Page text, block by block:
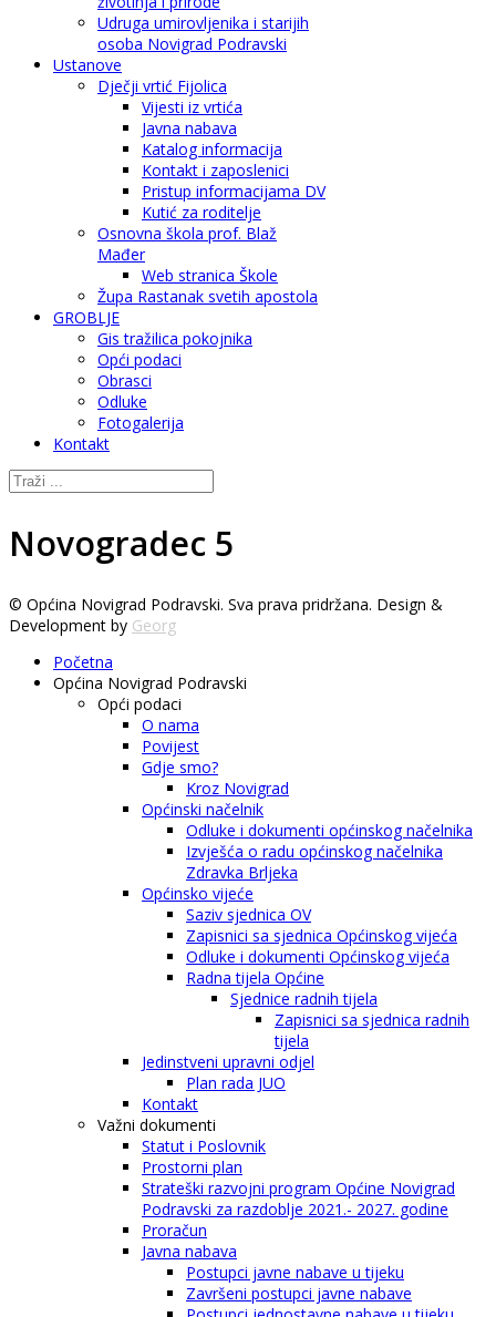
Udruga umirovljenika i starijih
osoba Novigrad Podravski
Ustanove
Dječji vrtić Fijolica
Vijesti iz vrtića
Javna nabava
Katalog informacija
Kontakt i zaposlenici
Pristup informacijama DV
Kutić za roditelje
Osnovna škola prof. Blaž
Mađer
Web stranica Škole
Župa Rastanak svetih apostola
GROBLJE
Gis tražilica pokojnika
Opći podaci
Obrasci
Odluke
Fotogalerija
Kontakt
Novogradec 5
© Općina Novigrad Podravski. Sva prava pridržana. Design &
Development by Georg
Početna
Općina Novigrad Podravski
Opći podaci
O nama
Povijest
Gdje smo?
Kroz Novigrad
Općinski načelnik
Odluke i dokumenti općinskog načelnika
Izvješća o radu općinskog načelnika
Zdravka Brljeka
Općinsko vijeće
Saziv sjednica OV
Zapisnici sa sjednica Općinskog vijeća
Odluke i dokumenti Općinskog vijeća
Radna tijela Općine
Sjednice radnih tijela
Zapisnici sa sjednica radnih
tijela
Jedinstveni upravni odjel
Plan rada JUO
Kontakt
Važni dokumenti
Statut i Poslovnik
Prostorni plan
Strateški razvojni program Općine Novigrad
Podravski za razdoblje 2021.- 2027. godine
Proračun
Javna nabava
Postupci javne nabave u tijeku
Završeni postupci javne nabave